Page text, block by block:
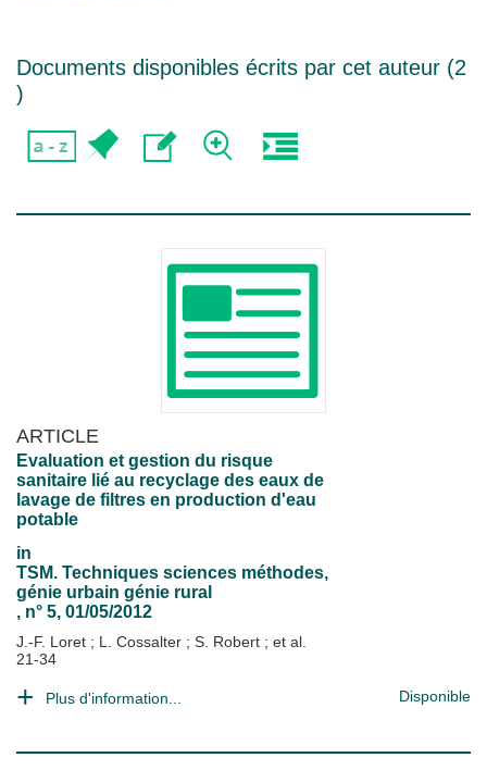
Documents disponibles écrits par cet auteur (2
)
ARTICLE
Evaluation et gestion du risque
sanitaire lié au recyclage des eaux de
lavage de filtres en production d'eau
potable
in
TSM. Techniques sciences méthodes,
génie urbain génie rural
, n° 5, 01/05/2012
J.-F. Loret ; L. Cossalter ; S. Robert ; et al.
21-34
Plus d'information... Disponible